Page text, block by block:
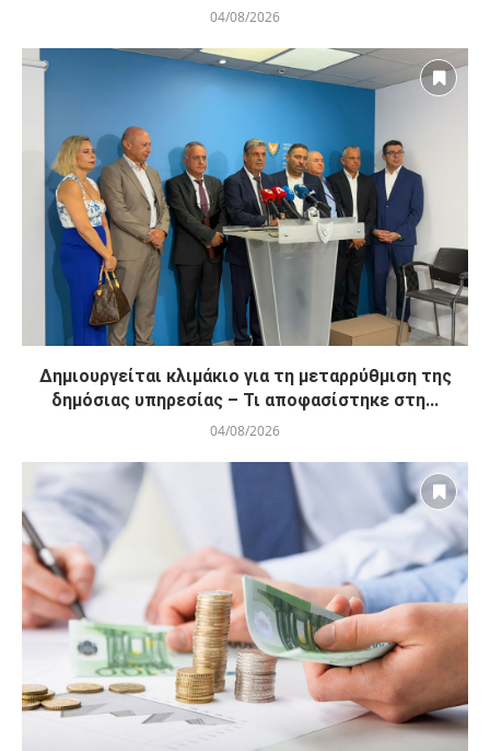
04/08/2026
Δημιουργείται κλιμάκιο για τη μεταρρύθμιση της
δημόσιας υπηρεσίας – Τι αποφασίστηκε στη...
04/08/2026